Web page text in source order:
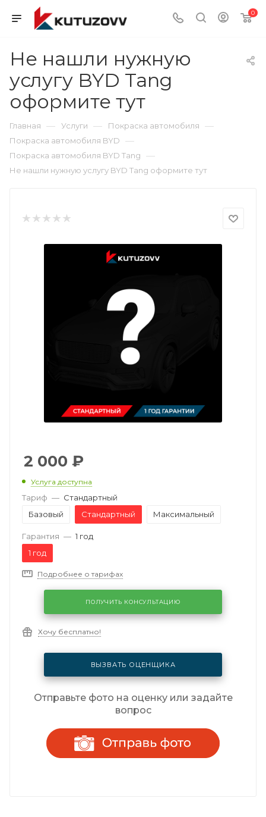
0
Не нашли нужную
услугу BYD Tang
оформите тут
Главная — Услуги — Покраска автомобиля —
Покраска автомобиля BYD —
Покраска автомобиля BYD Tang —
Не нашли нужную услугу BYD Tang оформите тут
2 000 ₽
Услуга доступна
Тариф — Стандартный
Базовый
Стандартный Максимальный
Гарантия — 1 год
1 год
Подробнее о тарифах
ПОЛУЧИТЬ КОНСУЛЬТАЦИЮ
Хочу бесплатно!
ВЫЗВАТЬ ОЦЕНЩИКА
Отправьте фото на оценку или задайте
вопрос